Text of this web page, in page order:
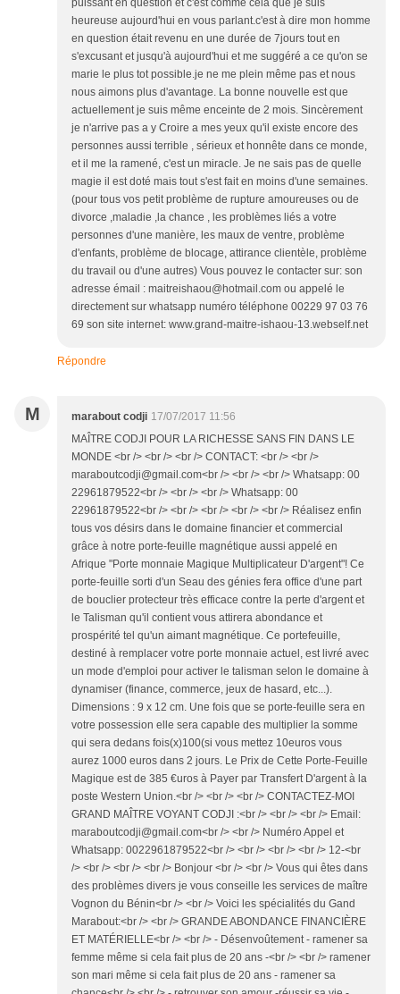
puissant en question et c'est comme cela que je suis
heureuse aujourd'hui en vous parlant.c'est à dire mon homme
en question était revenu en une durée de 7jours tout en
s'excusant et jusqu'à aujourd'hui et me suggéré a ce qu'on se
marie le plus tot possible.je ne me plein même pas et nous
nous aimons plus d'avantage. La bonne nouvelle est que
actuellement je suis même enceinte de 2 mois. Sincèrement
je n'arrive pas a y Croire a mes yeux qu'il existe encore des
personnes aussi terrible , sérieux et honnête dans ce monde,
et il me la ramené, c'est un miracle. Je ne sais pas de quelle
magie il est doté mais tout s'est fait en moins d'une semaines.
(pour tous vos petit problème de rupture amoureuses ou de
divorce ,maladie ,la chance , les problèmes liés a votre
personnes d'une manière, les maux de ventre, problème
d'enfants, problème de blocage, attirance clientèle, problème
du travail ou d'une autres) Vous pouvez le contacter sur: son
adresse émail : maitreishaou@hotmail.com ou appelé le
directement sur whatsapp numéro téléphone 00229 97 03 76
69 son site internet: www.grand-maitre-ishaou-13.webself.net
Répondre
M marabout codji 17/07/2017 11:56
MAÎTRE CODJI POUR LA RICHESSE SANS FIN DANS LE MONDE <br /> <br /> <br /> CONTACT: <br /> <br /> maraboutcodji@gmail.com<br /> <br /> <br /> Whatsapp: 00 22961879522<br /> <br /> <br /> Whatsapp: 00 22961879522<br /> <br /> <br /> <br /> <br /> Réalisez enfin tous vos désirs dans le domaine financier et commercial grâce à notre porte-feuille magnétique aussi appelé en Afrique "Porte monnaie Magique Multiplicateur D'argent"! Ce porte-feuille sorti d'un Seau des génies fera office d'une part de bouclier protecteur très efficace contre la perte d'argent et le Talisman qu'il contient vous attirera abondance et prospérité tel qu'un aimant magnétique. Ce portefeuille, destiné à remplacer votre porte monnaie actuel, est livré avec un mode d'emploi pour activer le talisman selon le domaine à dynamiser (finance, commerce, jeux de hasard, etc...). Dimensions : 9 x 12 cm. Une fois que se porte-feuille sera en votre possession elle sera capable des multiplier la somme qui sera dedans fois(x)100(si vous mettez 10euros vous aurez 1000 euros dans 2 jours. Le Prix de Cette Porte-Feuille Magique est de 385 €uros à Payer par Transfert D'argent à la poste Western Union.<br /> <br /> <br /> CONTACTEZ-MOI GRAND MAÎTRE VOYANT CODJI :<br /> <br /> <br /> Email: maraboutcodji@gmail.com<br /> <br /> Numéro Appel et Whatsapp: 0022961879522<br /> <br /> <br /> <br /> 12-<br /> <br /> <br /> <br /> Bonjour <br /> <br /> Vous qui êtes dans des problèmes divers je vous conseille les services de maître Vognon du Bénin<br /> <br /> Voici les spécialités du Gand Marabout:<br /> <br /> GRANDE ABONDANCE FINANCIÈRE ET MATÉRIELLE<br /> <br /> - Désenvoûtement - ramener sa femme même si cela fait plus de 20 ans -<br /> <br /> ramener son mari même si cela fait plus de 20 ans - ramener sa chance<br /> <br /> - retrouver son amour -réussir sa vie -guérison de l’impuissance<br /> <br /> sexuelle -contre accident -Contre sorcellerie -avoir facilement de<br /> <br /> travail. - être aimé au travail par le directeur et les clients -<br /> <br /> faire avoir d’enfant -faire régner l’harmonie de votre couple s'il est perturbé. - anti-stérilité -portefeuille magique - adhésion de mon temple pour la prospérité et la protection de sa maison.<br /> <br /> <br /> Email: maraboutcodji@gmail.com<br /> <br /> Numéro Appel et Whatsapp: 0022961879522<br /> <br /> ou sur sa page<br /> <br /> <br /> <br /> 13-<br /> <br /> <br /> <br /> Bonjour à toutes et a tous je suis marabout voyant guerisseur par la grace je l'ai herite de mon pere a bas age 07 de dieu.je soigne tous impuissance sexuelle,ejaculation precoce,probleme de justice,probleme de couple si il ou elle est parti il ou elle reviendra comme un chien derriere son maitre,chance,concours,examens,permis de conduire,abandon de l'alccol et de la cigarette,reussite dans les etude,reussite dans le sport.pour plus d'informations merci de contacter<br /> <br /> <br /> <br /> Email: maraboutcodji@gmail.com<br /> <br /> Numéro Appel et Whatsapp: 0022961879522<br /> <br /> <br /> 14-<br /> <br /> <br /> Bonjour, Je suis un médium assisté des anges depuis plus de 40 ans. Je suis spécialisée en relations amoureuses et finances/travail. Je fais de la voyance directe, du tarot et je tire d'autres cartes avec les anges. Je peux aussi vous aider en calculant votre thème angélique (calcul de vos trois anges tutélaires, plan de méditation avec eux, rituel avec vos anges, protection angélique). Je peux vous introduire à la méditation avec vos anges pour que vous soyez spirituellement autonomes. <br /> <br /> <br /> <br /> Email: maraboutcodji@gmail.com<br /> <br /> Numéro Appel et Whatsapp: 0022961879522<br /> <br /> <br /> 15-<br /> <br /> <br /> MARABOUT DU FÄ vous souhaite une bonne lecture .<br /> <br /> Pour tout vos travaux de reformes spirituels Je suis un marge dans la spiritualité et je vous ouvres vos diverses portes en parlant de l'Affection d'amour , Chance, Voyance , Richesse , Désenvoutement.<br /> <br /> Je vous réponds à n'importe quelle heure merci de m'écrire et de m'adresser votre problème car un problème ne se cache pas , mais plutôt çà se partage . Merci<br /> <br /> <br /> <br /> Email: maraboutcodji@gmail.com<br /> <br /> Numéro Appel et Whatsapp: 0022961879522<br /> <br /> <br /> <br /> 16-<br /> <br /> <br /> Cette pendule universel conçu pour les jeux de hasard est réalisé dans un alliage spécial qui lui donne à la fois une sensibilité extrême pour la réception à laquelle s'ajoute une grande puissance émissive. Ceci lui confère ses qualités exceptionnelles y compris pour le développement personnel, la force pensée et la prédiction des bons numéros. Ses multiples propriétés dépassent de loin celles des autres pendules décrits précédemment dans ce domaine. De plus, sa facilité à capter le champ magnétique et la pensée de son utilisateur le rendront de toute évidence plus efficace encore quel que soit le type d'opération qui lui sera demandée. Dimensions: 15 x 50 mm<br /> <br /> <br /> <br /> Email: maraboutcodji@gmail.com<br /> <br /> Numéro Appel et Whatsapp: 0022961879522<br /> <br /> <br /> <br /> 17-<br /> <br /> <br /> Résultats 100% garantis quelque soit vos problèmes délicats, contactez-moi vite même les cas les plus désespérés! Grâce à mes grands secrets et mes dons hérités de père en fils depuis 7 générations, je possède des solutions très efficaces et rapide pour résoudre tous vos problème.Grand spécialiste des problèmes sentimentaux, affectifs; mariage, fidélité, retour définitif de l'être Aimé, faiblesse sexuelle, violence conjugale, affaire d'héritage, de justice Mais aussi de santé, de nervausité, d'alcool, de drogues, de désenvoutement, de protection contre les dangers et mauvais sorts. Aide pour le succès, la chance, le gain au jeux, la réussite dans tous les projets professionnels, l'attraction de la clientel, l'activité commerciale, l'amélioration financière, les examens. Il n'y a pas de problèmes sans solutions, Résultat en 3 jours Travail sérieux, Discrétion Assuré. Consultation sur RDV Travail aussi par correspondance Déplacement <br /> <br /> possible. Recommendation du site: Le Professeur codji, est très apprécié d'un grand nombre de nos visiteurs, surtout grâce à ces travaux <br /> <br /> occultes dans le domaine de l'amour. Maître codji à une excellente réputation et ces déplacements dans l'Europe pour une clientèle de <br /> <br /> renommée, montre bien l'efficacité de ces dons. FORTE RECOMMANDATION!! Located in: MARABOUTS Gold l'excellence : Les meilleurs marabouts de France Quel que soient vos problèmes délicats, meme les cas désespérés, prenez contact avec "marabout codji" Maître marabout voyant <br /> <br /> <br /> MES CONTACTS <br /> <br /> <br /> <br /> Email: maraboutcodji@gmail.com<br /> <br /> Numéro Appel et Whatsapp: 0022961879522<br /> <br /> <br /> 18-<br /> <br /> <br /> CAPACITE ETONNANTE DE REUSSITE RECONNU POUR METRE FIN A VOS CALVERS EN AMOUR,CHANCE ,IMPUISSANCE SEXUELLE,ATTRACTION DE LA CLIENTELLES VOTRE SOCIETE,ENTREPRISE QUI NE FONCTIONNE PAS A MERVEILLE,PROBLEMES EN FAMILLE,VOS EXAMENS,CONCOURS RECHERCHE D'EMPLOI,CREATION D'UNE SOCIETE OU ENTREPRISE.N'HESITEZ PAS LA SOLUTION JE VOUS DIRIGERVERS UNE SOLUTION EN TOUTE CONFIANCE.AIDE EFFICACE ET RAPIDE DANS TOUS LES DOMAINES. <br /> <br /> <br /> Votre volonté, votre courage, votre dévotion, votre décision vous conduira à la richesse.<br /> <br /> Nous avons le pourvoir de communiqué avec 41 esprits, génies,oracles...<br /> <br /> Veuillez nous contactez à notre adresse:<br /> <br /> <br /> Email: maraboutcodji@gmail.com<br /> <br /> Numéro Appel et Whatsapp: 0022961879522<br /> <br /> <br /> <br /> 19-<br /> <br /> <br /> Bonjour<br /> <br /> <br /> Pour tous vos problèmes personnels, familiaux , financiers et amoureux dont vous n'aviez pas des solutions depuis des années , dites vous qu'ils sont réglés. Je vous conseille le Marabout CODJI , il est apte à vous aider. Le puissant rituel KANHOUN est un moyen pour vous aider à avoir tout ce que vous désirez en un bref de temps.<br /> <br /> Il n'y a pas de problèmes sans solutions, Résultat en 3 jours. Travail sérieux, Discrétion Assurée. <br /> <br /> Consultation sur RDV Travail aussi par correspondance<br /> <br /> Déplacement possible. <br /> <br /> <br /> Etant souvent très occupé premier Contact par <br /> <br /> <br /> Email: maraboutcodji@gmail.com<br /> <br /> Numéro Appel et Whatsapp: 0022961879522 ou sur sa page<br /> <br /> <br /> 20-<br /> <br /> <br /> De nos jours, l’amour se réduit parfois à une simple distraction, alors qu’il devrait guider nos vies entières, il n’est pas toujours aisé d’avouer à quelqu’un, son amour pour ou faire revenir vers soi ceux et celles qu’on aime.<br /> <br /> Ce puissant rituel est un moyen pour vous aider à avoir une vie amoureuse heureuse est le recours aux pouvoirs occultes du Medium Voyant Sérieux et Gratuit Maître Marabout MARABOUT.<br /> <br /> Un rituel d'amour Medium Voyant Sérieux et Gratuit Maître Marabout MARABOUT CODJI , aussi appelé envoûtement d’amour, permet d’obtenir des résultats rapides et efficaces. On peut ainsi faire revenir un ex-partenaire, faire un rituel magique pour se marier avec la personne que l’on aime et que l'on désire vraiment, pour faire tomber amoureux de vous l’être aimé, ou simplement pour le séduire...<br /> <br /> <br /> Email: MARABOUT CODJI@gmail.com<br /> <br /> Numéro Appel et Whatsapp: 0022961879522<br /> <br /> <br /> 21-<br /> <br /> <br /> CÉLÈBRE VOYANT MÉDIUM COMPÉTANT ASSOU<br /> <br /> Résultats 100% garantis quelque soit la délicatesse vos problèmes, <br /> <br /> contactez-moi vite même pour les cas les plus désespérés!<br /> <br /> Grâce à mes grands secrets et mes dons hérités de père en fils depuis 5 générations, <br /> <br /> je possède des solutions très efficaces et rapide pour résoudre tous vos problème. <br /> <br /> Grand spécialiste des problèmes sentimentaux, affectifs; mariage,